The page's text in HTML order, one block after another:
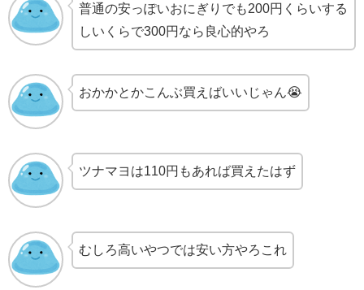
普通の安っぽいおにぎりでも200円くらいする
しいくらで300円なら良心的やろ
おかかとかこんぶ買えばいいじゃん😭
ツナマヨは110円もあれば買えたはず
むしろ高いやつでは安い方やろこれ